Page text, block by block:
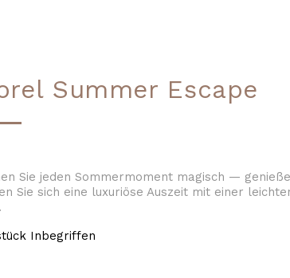
Summer Escape
Sie jeden Sommermoment magisch —
Sie sich eine luxuriöse Auszeit mit einer
Inbegriffen